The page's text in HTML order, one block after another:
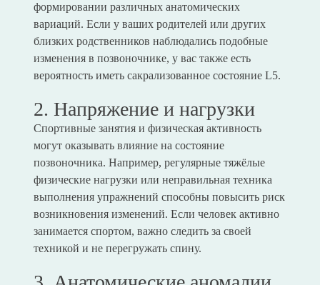
формировании различных анатомических
вариаций. Если у ваших родителей или других
близких родственников наблюдались подобные
изменения в позвоночнике, у вас также есть
вероятность иметь сакрализованное состояние L5.
2. Напряжение и нагрузки
Спортивные занятия и физическая активность
могут оказывать влияние на состояние
позвоночника. Например, регулярные тяжёлые
физические нагрузки или неправильная техника
выполнения упражнений способны повысить риск
возникновения изменений. Если человек активно
занимается спортом, важно следить за своей
техникой и не перегружать спину.